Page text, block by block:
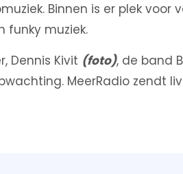
Binnen is er plek voor
funky muziek.
Dennis Kivit (foto), de band
MeerRadio zendt